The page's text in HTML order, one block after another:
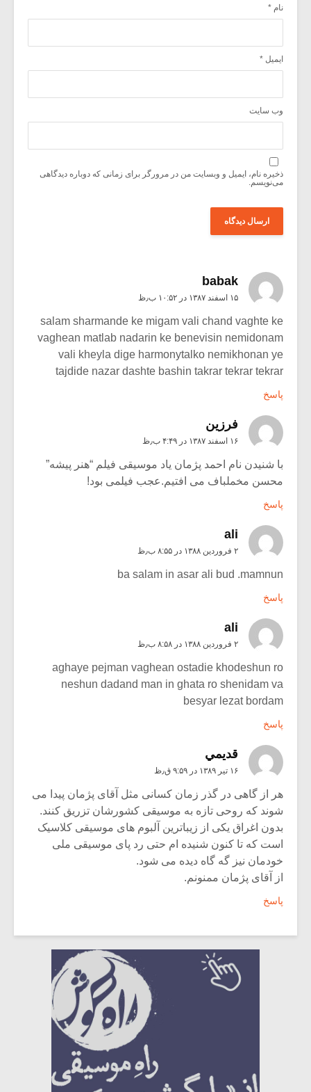
نام *
ایمیل *
وب‌ سایت
ذخیره نام، ایمیل و وبسایت من در مرورگر برای زمانی که دوباره دیدگاهی
می‌نویسم.
babak
۱۵ اسفند ۱۳۸۷ در ۱۰:۵۲ ب٫ظ
salam sharmande ke migam vali chand vaghte ke
vaghean matlab nadarin ke benevisin nemidonam
vali kheyla dige harmonytalko nemikhonan ye
tajdide nazar dashte bashin takrar tekrar tekrar
پاسخ
فرزین
۱۶ اسفند ۱۳۸۷ در ۴:۴۹ ب٫ظ
با شنیدن نام احمد پژمان یاد موسیقی فیلم “هنر پیشه”
محسن مخملباف می افتیم.عجب فیلمی بود!
پاسخ
ali
۲ فروردین ۱۳۸۸ در ۸:۵۵ ب٫ظ
ba salam in asar ali bud .mamnun
پاسخ
ali
۲ فروردین ۱۳۸۸ در ۸:۵۸ ب٫ظ
aghaye pejman vaghean ostadie khodeshun ro
neshun dadand man in ghata ro shenidam va
besyar lezat bordam
پاسخ
قديمي
۱۶ تیر ۱۳۸۹ در ۹:۵۹ ق٫ظ
هر از گاهی در گذر زمان کسانی مثل آقای پژمان پیدا می
شوند که روحی تازه به موسیقی کشورشان تزریق کنند.
بدون اغراق یکی از زیباترین آلبوم های موسیقی کلاسیک
است که تا کنون شنیده ام حتی رد پای موسیقی ملی
خودمان نیز گه گاه دیده می شود.
از آقای پژمان ممنونم.
پاسخ